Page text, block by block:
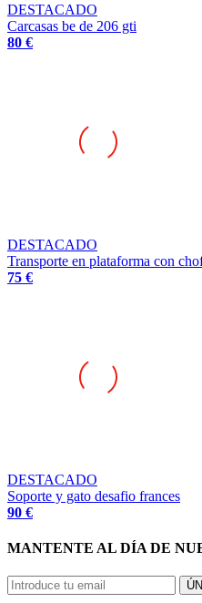
DESTACADO
Carcasas be de 206 gti
80 €
DESTACADO
Transporte en plataforma con
75 €
DESTACADO
Soporte y gato desafio frances
90 €
MANTENTE AL DÍA DE